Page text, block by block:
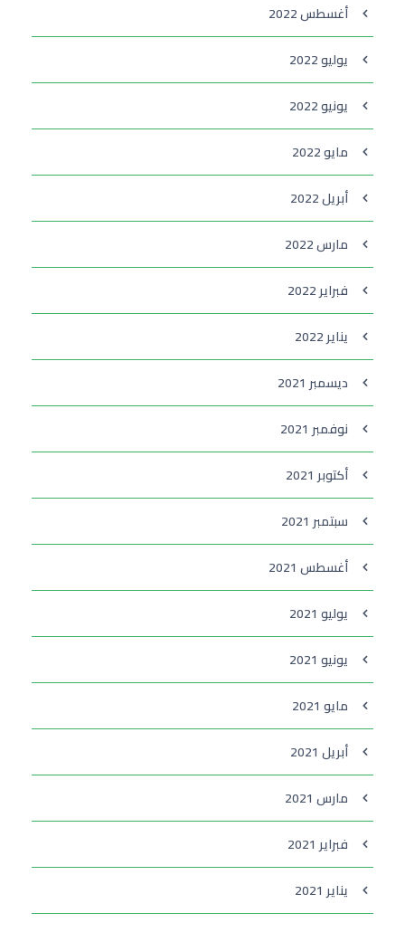
أغسطس 2022
يوليو 2022
يونيو 2022
مايو 2022
أبريل 2022
مارس 2022
فبراير 2022
يناير 2022
ديسمبر 2021
نوفمبر 2021
أكتوبر 2021
سبتمبر 2021
أغسطس 2021
يوليو 2021
يونيو 2021
مايو 2021
أبريل 2021
مارس 2021
فبراير 2021
يناير 2021